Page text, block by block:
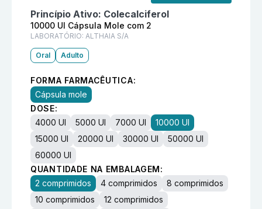
Princípio Ativo: Colecalciferol
10000 UI Cápsula Mole com 2
LABORATÓRIO: ALTHAIA S/A
Oral Adulto
FORMA FARMACÊUTICA:
Cápsula mole
DOSE:
4000 UI
5000 UI 7000 UI
10000 UI
15000 UI
20000 UI 30000 UI
50000 UI
60000 UI
QUANTIDADE NA EMBALAGEM:
2 comprimidos
4 comprimidos
8 comprimidos
10 comprimidos
12 comprimidos